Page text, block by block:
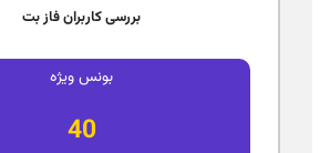
بررسی کاربران فاز بت
بونس ویژه
40